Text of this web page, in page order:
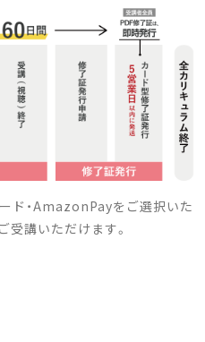
ド・AmazonPayをご選択いた
受講いただけます。